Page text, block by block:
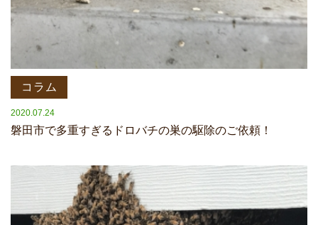
コラム
2020.07.24
磐田市で多重すぎるドロバチの巣の駆除のご依頼！